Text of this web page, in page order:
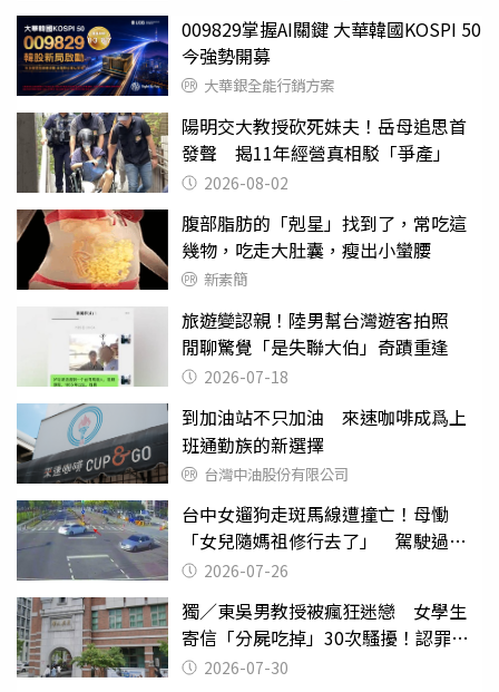
009829掌握AI關鍵 大華韓國KOSPI 50
今強勢開募
大華銀全能行銷方案
陽明交大教授砍死妹夫！岳母追思首
發聲 揭11年經營真相駁「爭產」
2026-08-02
腹部脂肪的「剋星」找到了，常吃這
幾物，吃走大肚囊，瘦出小蠻腰
新素簡
旅遊變認親！陸男幫台灣遊客拍照
閒聊驚覺「是失聯大伯」奇蹟重逢
2026-07-18
到加油站不只加油 來速咖啡成爲上
班通勤族的新選擇
台灣中油股份有限公司
台中女遛狗走斑馬線遭撞亡！母慟
「女兒隨媽祖修行去了」 駕駛過失
致死判9月
2026-07-26
獨／東吳男教授被瘋狂迷戀 女學生
寄信「分屍吃掉」30次騷擾！認罪免
關 2026-07-30